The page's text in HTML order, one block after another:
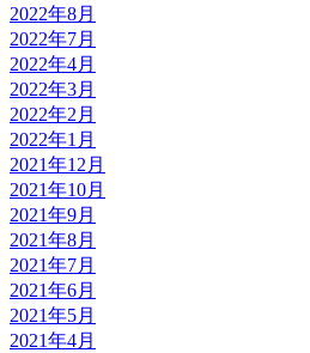
2022年8月
2022年7月
2022年4月
2022年3月
2022年2月
2022年1月
2021年12月
2021年10月
2021年9月
2021年8月
2021年7月
2021年6月
2021年5月
2021年4月